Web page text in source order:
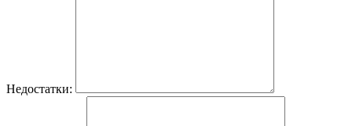
Недостатки: